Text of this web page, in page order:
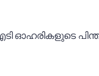
ഐടി ഓഹരികളുടെ